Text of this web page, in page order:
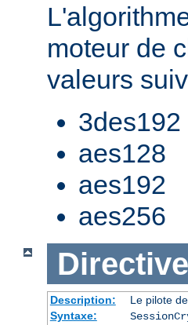
moteur de
valeurs
3des192
aes128
aes192
aes256
Directive
Description:
Le pilote
Syntaxe: